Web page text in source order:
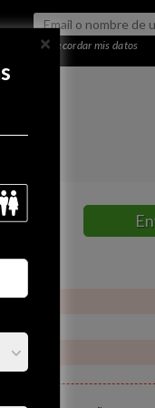
Recordar mis datos
×